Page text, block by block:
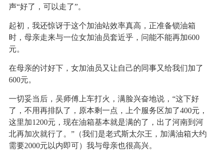
声“好了，可以走了”。
起初，我还惊讶于这个加油站效率真高，正准备锁油箱
时，母亲走来与一位女加油员套近乎，问能不能再加600
元。
在母亲的讨好下，女加油员又让自己的同事又给我们加了
600元。
一切妥当后，吴师傅上车打火，满脸兴奋地说，“这下好
了，不用再排队了，原本剩一点，上个服务区加了400元，
这里加1200元，现在油箱基本就是满的了，出了河南到河
北再加次就行了。”（我们是老式斯太尔王，加满油箱大约
需要2000元以内即可）我与母亲也很高兴。